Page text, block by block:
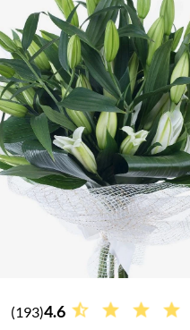
4.6
(193)